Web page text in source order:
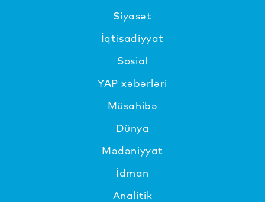
Siyasət
İqtisadiyyat
Sosial
YAP xəbərləri
Müsahibə
Dünya
Mədəniyyat
İdman
Analitik